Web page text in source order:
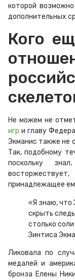
которой
дополнительных
Кого
Не можем не
игр и главу
Экманис также не
Так, подобному
поскольку
принадлежащее
«Я знаю, что
скрыть
столько
Зинтиса
Ликовала по
медалей и
бронза Елены